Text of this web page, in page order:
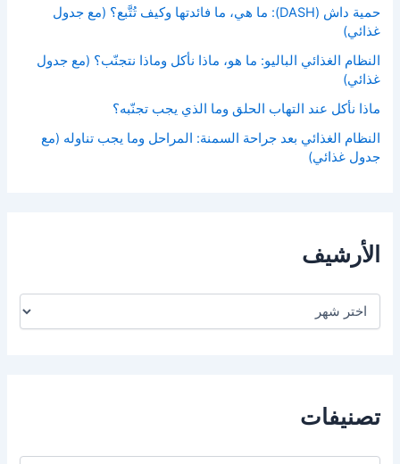
حمية داش (DASH): ما هي، ما فائدتها وكيف تُتَّبع؟ (مع جدول
غذائي)
النظام الغذائي الباليو: ما هو، ماذا نأكل وماذا نتجنّب؟ (مع جدول
غذائي)
ماذا نأكل عند التهاب الحلق وما الذي يجب تجنّبه؟
النظام الغذائي بعد جراحة السمنة: المراحل وما يجب تناوله (مع
جدول غذائي)
الأرشيف
تصنيفات